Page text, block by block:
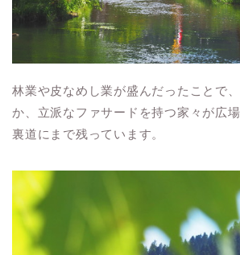
林業や皮なめし業が盛んだったことで
か、立派なファサードを持つ家々が広
裏道にまで残っています。